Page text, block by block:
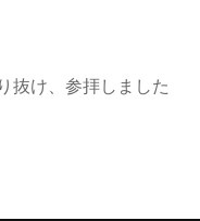
抜け、参拝しました